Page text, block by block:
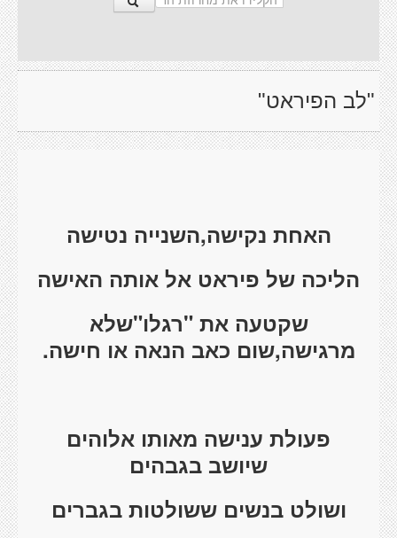
"לב הפיראט"
האחת נקישה,השנייה נטישה
הליכה של פיראט אל אותה האישה
שקטעה את "רגלו"שלא
מרגישה,שום כאב הנאה או חישה.
פעולת ענישה מאותו אלוהים
שיושב בגבהים
ושולט בנשים ששולטות בגברים